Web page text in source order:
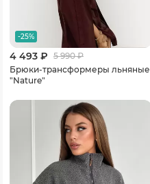
-25%
4 493 ₽ 5 990₽
Брюки-трансформеры льняные
"Nature"